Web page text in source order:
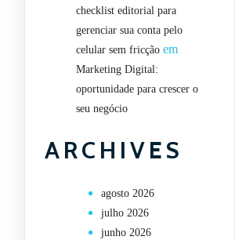
checklist editorial para
gerenciar sua conta pelo
celular sem fricção em
Marketing Digital:
oportunidade para crescer o
seu negócio
ARCHIVES
agosto 2026
julho 2026
junho 2026